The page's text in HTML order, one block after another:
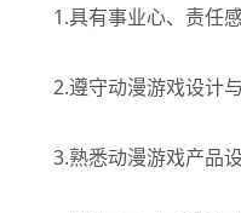
1.具有事业心、责任感
2.遵守动漫游戏设计与
3.熟悉动漫游戏产品设